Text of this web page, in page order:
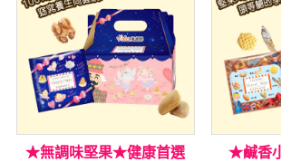
★無調味堅果★健康首選 ★鹹香